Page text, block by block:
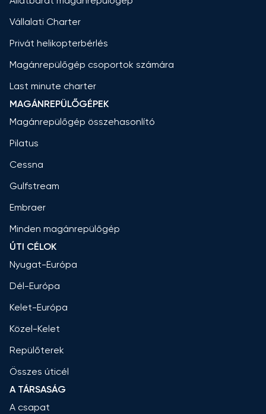
Vállalati Charter
Privát helikopterbérlés
Magánrepülőgép csoportok számára
Last minute charter
MAGÁNREPÜLŐGÉPEK
Magánrepülőgép összehasonlító
Pilatus
Cessna
Gulfstream
Embraer
Minden magánrepülőgép
ÚTI CÉLOK
Nyugat-Európa
Dél-Európa
Kelet-Európa
Közel-Kelet
Repülőterek
Összes úticél
A TÁRSASÁG
A csapat